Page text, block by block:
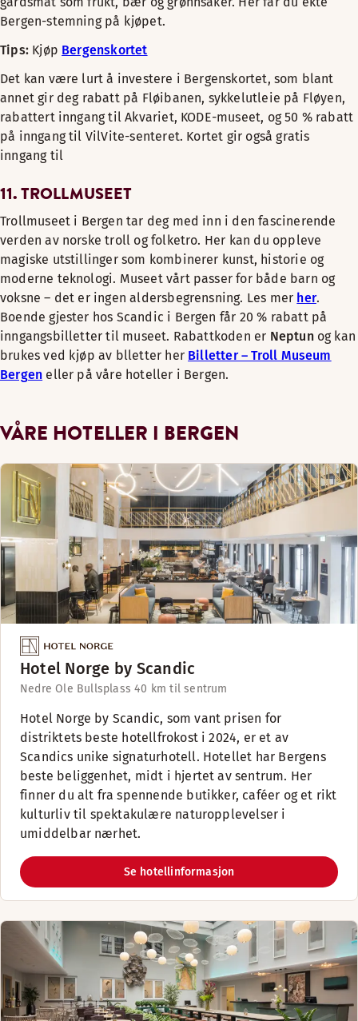
Bergen-stemning på kjøpet.
Tips: Kjøp Bergenskortet
Det kan være lurt å investere i Bergenskortet, som blant
annet gir deg rabatt på Fløibanen, sykkelutleie på Fløyen,
rabattert inngang til Akvariet, KODE-museet, og 50 % rabatt
på inngang til VilVite-senteret. Kortet gir også gratis
inngang til
11. TROLLMUSEET
Trollmuseet i Bergen tar deg med inn i den fascinerende
verden av norske troll og folketro. Her kan du oppleve
magiske utstillinger som kombinerer kunst, historie og
moderne teknologi. Museet vårt passer for både barn og
voksne – det er ingen aldersbegrensning. Les mer her.
Boende gjester hos Scandic i Bergen får 20 % rabatt på
inngangsbilletter til museet. Rabattkoden er Neptun og kan
brukes ved kjøp av blletter her Billetter – Troll Museum
Bergen eller på våre hoteller i Bergen.
VÅRE HOTELLER I BERGEN
Hotel Norge by Scandic
Nedre Ole Bullsplass 40 km til sentrum
Hotel Norge by Scandic, som vant prisen for
distriktets beste hotellfrokost i 2024, er et av
Scandics unike signaturhotell. Hotellet har Bergens
beste beliggenhet, midt i hjertet av sentrum. Her
finner du alt fra spennende butikker, caféer og et rikt
kulturliv til spektakulære naturopplevelser i
umiddelbar nærhet.
Se hotellinformasjon